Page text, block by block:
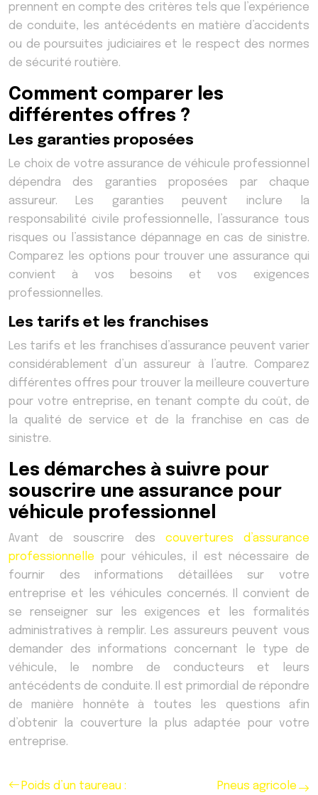
prennent en compte des critères tels que l’expérience
de conduite, les antécédents en matière d’accidents
ou de poursuites judiciaires et le respect des normes
de sécurité routière.
Comment comparer les
différentes offres ?
Les garanties proposées
Le choix de votre assurance de véhicule professionnel
dépendra des garanties proposées par chaque
assureur. Les garanties peuvent inclure la
responsabilité civile professionnelle, l’assurance tous
risques ou l’assistance dépannage en cas de sinistre.
Comparez les options pour trouver une assurance qui
convient à vos besoins et vos exigences
professionnelles.
Les tarifs et les franchises
Les tarifs et les franchises d’assurance peuvent varier
considérablement d’un assureur à l’autre. Comparez
différentes offres pour trouver la meilleure couverture
pour votre entreprise, en tenant compte du coût, de
la qualité de service et de la franchise en cas de
sinistre.
Les démarches à suivre pour
souscrire une assurance pour
véhicule professionnel
Avant de souscrire des couvertures d’assurance
professionnelle pour véhicules, il est nécessaire de
fournir des informations détaillées sur votre
entreprise et les véhicules concernés. Il convient de
se renseigner sur les exigences et les formalités
administratives à remplir. Les assureurs peuvent vous
demander des informations concernant le type de
véhicule, le nombre de conducteurs et leurs
antécédents de conduite. Il est primordial de répondre
de manière honnête à toutes les questions afin
d’obtenir la couverture la plus adaptée pour votre
entreprise.
Poids d’un taureau :
Pneus agricole